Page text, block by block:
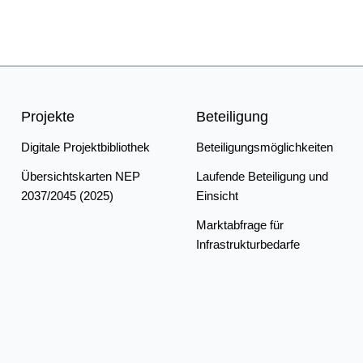
Projekte
Digitale Projektbibliothek
Übersichtskarten NEP
2037/2045 (2025)
Beteiligung
Beteiligungsmöglichkeiten
Laufende Beteiligung und
Einsicht
Marktabfrage für
Infrastrukturbedarfe